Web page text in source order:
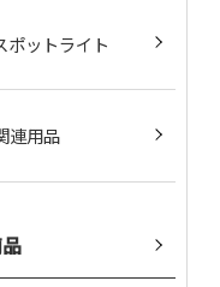
ポットライト
連用品